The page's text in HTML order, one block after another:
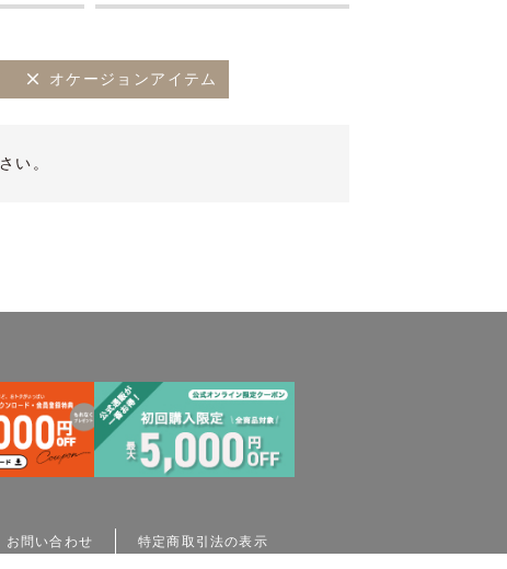
オケージョンアイテム
い。
お問い合わせ 特定商取引法の表示